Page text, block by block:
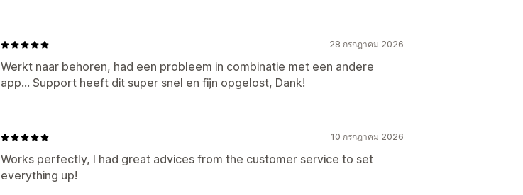
28 กรกฎาคม 2026
Werkt naar behoren, had een probleem in combinatie met een andere
app... Support heeft dit super snel en fijn opgelost, Dank!
10 กรกฎาคม 2026
Works perfectly, I had great advices from the customer service to set
everything up!